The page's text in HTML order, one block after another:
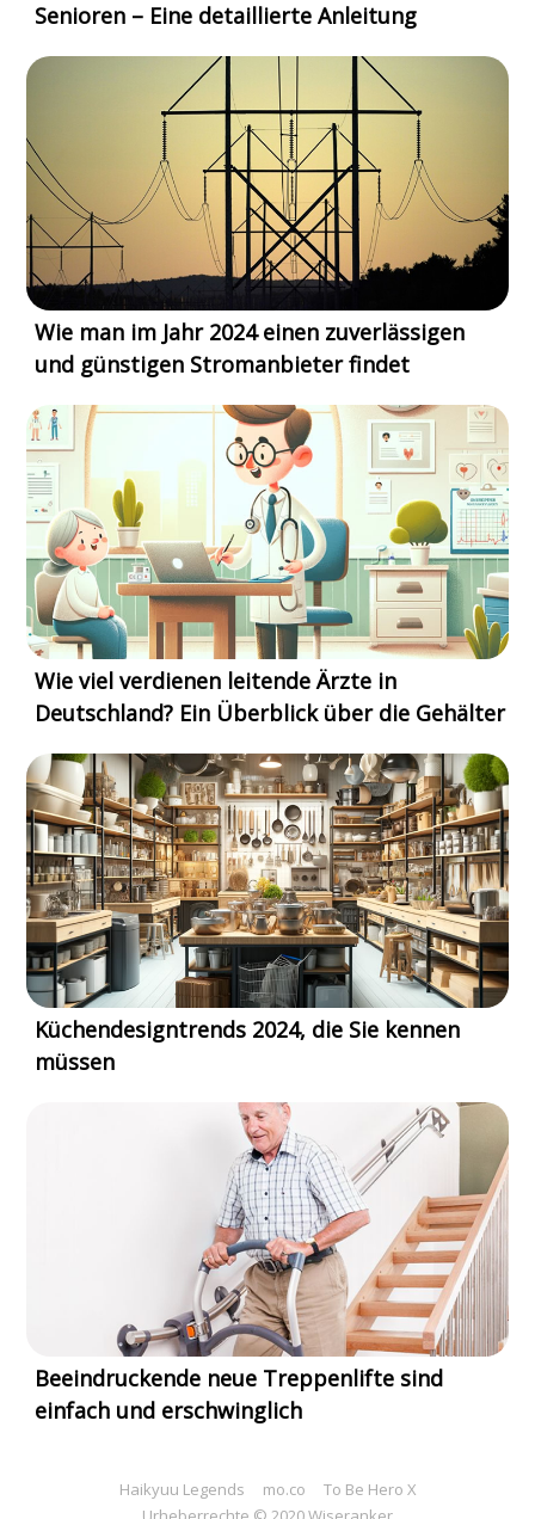
Senioren – Eine detaillierte Anleitung
Wie man im Jahr 2024 einen zuverlässigen
und günstigen Stromanbieter findet
Wie viel verdienen leitende Ärzte in
Deutschland? Ein Überblick über die Gehälter
Küchendesigntrends 2024, die Sie kennen
müssen
Beeindruckende neue Treppenlifte sind
einfach und erschwinglich
Haikyuu Legends mo.co
To Be Hero X